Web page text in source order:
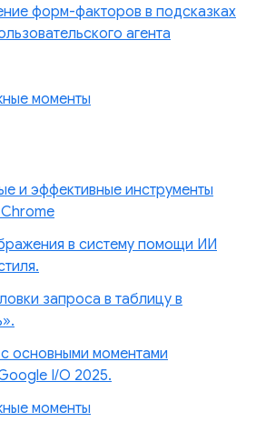
форм-факторов в подсказках
агента
моменты
и эффективные инструменты
в систему помощи ИИ
запроса в таблицу в
основными моментами
I/O 2025.
моменты